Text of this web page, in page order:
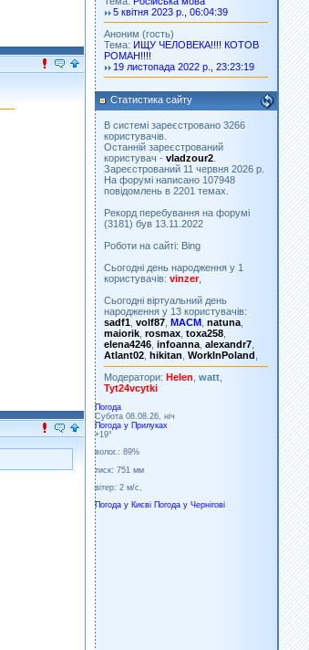
5 квітня 2023 р., 06:04:39
Аноним (гость)
Тема: ИЩУ ЧЕЛОВЕКА!!!! КОТОВ
РОМАН!!!!
19 листопада 2022 р., 23:23:19
Статистика сайту
В системі зареєстровано 3266
користувачів.
Останній зареєстрований
користувач - vladzour2
Зареєстрований 11 червня 2026 р.
На форумі написано 107948
повідомлень в 2201 темах.
Рекорд перебування на форумі
(3181) був 13.11.2022
Роботи на сайті: Bing
Сьогодні день народження у 1
користувачів: vinzer,
Сьогодні віртуальний день
народження у 13 користувачів:
sadf1 volf87 MACM natuna
maiorik rosmax toxa258
elena4246 infoanna alexandr7
Atlant02 hikitan WorkInPoland
Модератори: Helen watt
Tyt24vcytki
Погода
Субота 08.08.26, ніч
Погода у Прилуках
+19°
волог.: 89%
тиск: 751 мм
вітер: 2 м/с,
Погода у Києві Погода у Чернігові